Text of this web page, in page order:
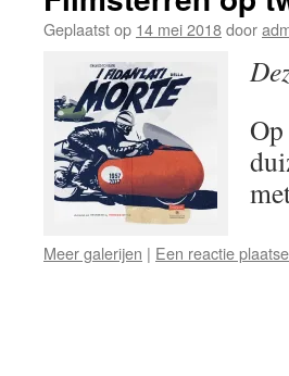
Geplaatst op 14 mei 2018door
Meer galerijen | Een reactie